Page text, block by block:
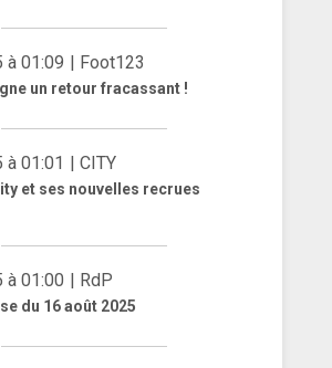
01:09 | Foot123
un retour fracassant !
01:01 | CITY
et ses nouvelles recrues
01:00 | RdP
du 16 août 2025